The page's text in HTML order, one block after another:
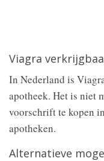
Viagra
In Nederland is
apotheek. Het is niet
voorschrift te kopen
apotheken.
Alternatieve